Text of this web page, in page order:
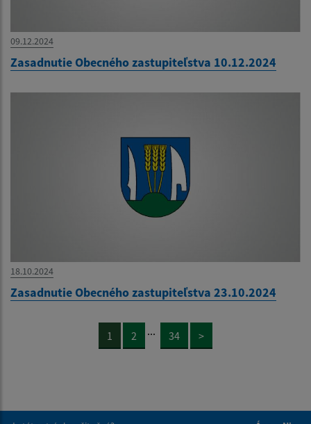
09.12.2024
Zasadnutie Obecného zastupiteľstva 10.12.2024
18.10.2024
Zasadnutie Obecného zastupiteľstva 23.10.2024
1 2 ... 34 >